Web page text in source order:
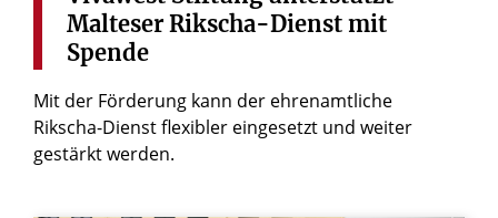
Malteser Rikscha-Dienst mit
Spende
Mit der Förderung kann der ehrenamtliche
Rikscha-Dienst flexibler eingesetzt und weiter
gestärkt werden.